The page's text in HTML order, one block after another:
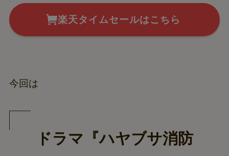
楽天タイムセールはこちら
今回は
ドラマ『ハヤブサ消防